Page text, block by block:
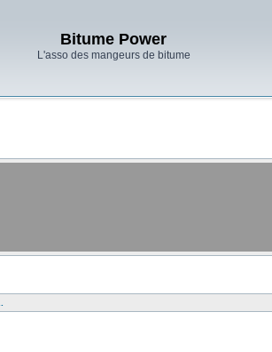
Bitume Power
L'asso des mangeurs de bitume